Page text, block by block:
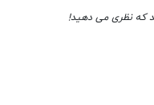
که نظری می دهید!